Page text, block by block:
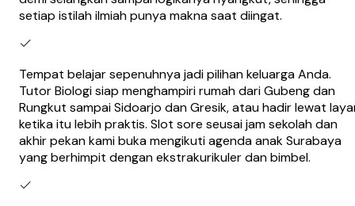
setiap istilah ilmiah punya makna saat diingat.
Tempat belajar sepenuhnya jadi pilihan keluarga Anda.
Tutor Biologi siap menghampiri rumah dari Gubeng dan
Rungkut sampai Sidoarjo dan Gresik, atau hadir lewat
ketika itu lebih praktis. Slot sore seusai jam sekolah dan
akhir pekan kami buka mengikuti agenda anak Surabaya
yang berhimpit dengan ekstrakurikuler dan bimbel.